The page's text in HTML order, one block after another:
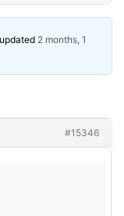
2 months, 1
#15346